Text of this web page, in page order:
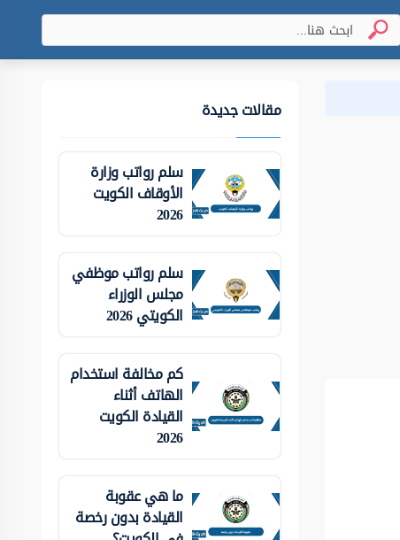
مقالات جديدة
سلم رواتب وزارة
الأوقاف الكويت
2026
سلم رواتب موظفي
مجلس الوزراء
الكويتي 2026
كم مخالفة استخدام
الهاتف أثناء
القيادة الكويت
2026
ما هي عقوبة
القيادة بدون رخصة